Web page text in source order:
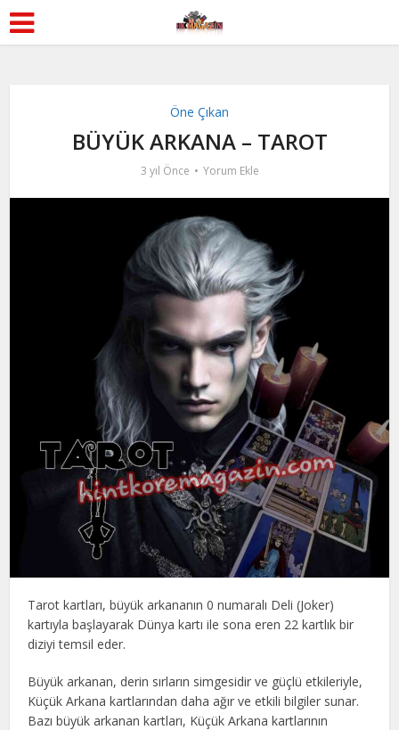
Öne Çıkan
BÜYÜK ARKANA – TAROT
3 yıl Önce Yorum Ekle
Tarot kartları, büyük arkananın 0 numaralı Deli (Joker)
kartıyla başlayarak Dünya kartı ile sona eren 22 kartlık bir
diziyi temsil eder.
Büyük arkanan, derin sırların simgesidir ve güçlü etkileriyle,
Küçük Arkana kartlarından daha ağır ve etkili bilgiler sunar.
Bazı büyük arkanan kartları, Küçük Arkana kartlarının